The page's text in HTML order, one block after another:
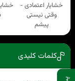
خشایار اعتمادی -
وقتی نیستی
پیشم
کلمات کلیدی